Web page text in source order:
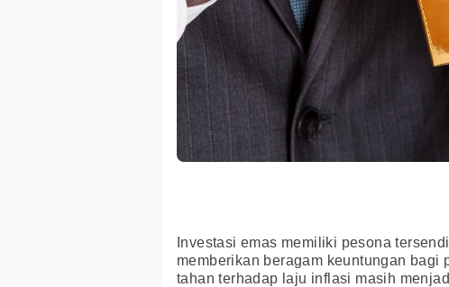
Investasi emas memiliki pesona
memberikan beragam keuntungan bagi
tahan terhadap laju inflasi masih